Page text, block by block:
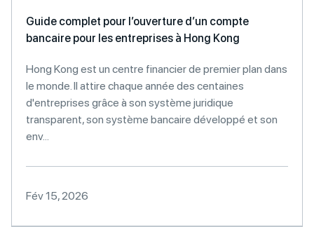
Guide complet pour l’ouverture d’un compte
bancaire pour les entreprises à Hong Kong
Hong Kong est un centre financier de premier plan dans
le monde. Il attire chaque année des centaines
d'entreprises grâce à son système juridique
transparent, son système bancaire développé et son
env...
Fév 15, 2026